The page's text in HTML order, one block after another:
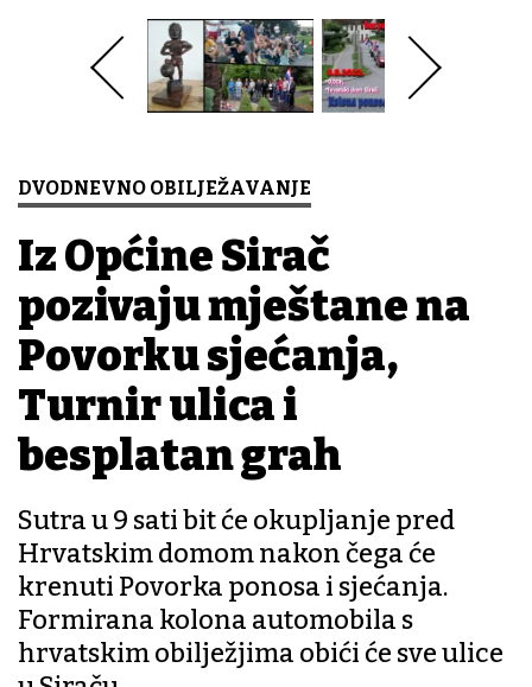
DVODNEVNO OBILJEŽAVANJE
Iz Općine Sirač
pozivaju mještane na
Povorku sjećanja,
Turnir ulica i
besplatan grah
Sutra u 9 sati bit će okupljanje pred
Hrvatskim domom nakon čega će
krenuti Povorka ponosa i sjećanja.
Formirana kolona automobila s
hrvatskim obilježjima obići će sve ulice